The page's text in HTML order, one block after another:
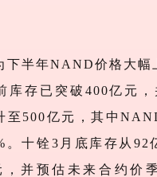
下半年NAND价格大幅
库存已突破400亿元
至500亿元，其中
。十铨3月底库存从92
，并预估未来合约价